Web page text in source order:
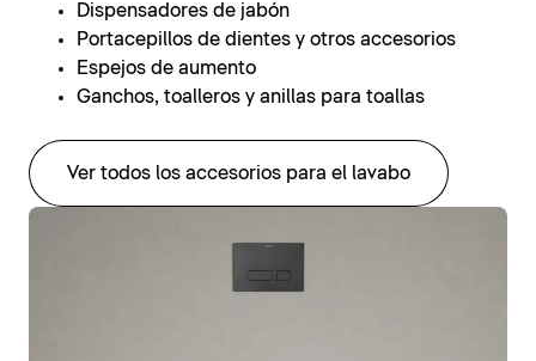
Dispensadores de jabón
Portacepillos de dientes y otros accesorios
Espejos de aumento
Ganchos, toalleros y anillas para toallas
Ver todos los accesorios para el lavabo